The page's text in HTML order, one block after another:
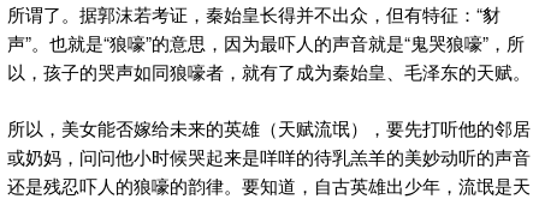
所谓了。据郭沫若考证，秦始皇长得并不出众，但有特征：“豺
声”。也就是“狼嚎”的意思，因为最吓人的声音就是“鬼哭狼嚎”，所
以，孩子的哭声如同狼嚎者，就有了成为秦始皇、毛泽东的天赋。
所以，美女能否嫁给未来的英雄（天赋流氓），要先打听他的邻居
或奶妈，问问他小时候哭起来是咩咩的待乳羔羊的美妙动听的声音
还是残忍吓人的狼嚎的韵律。要知道，自古英雄出少年，流氓是天